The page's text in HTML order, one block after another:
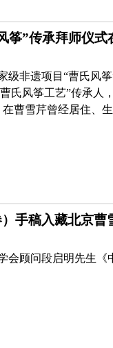
”传承拜师仪式
级非遗项目“曹氏风
氏风筝工艺”传承人
曹雪芹曾经居住、
手稿入藏北京曹
顾问段启明先生《